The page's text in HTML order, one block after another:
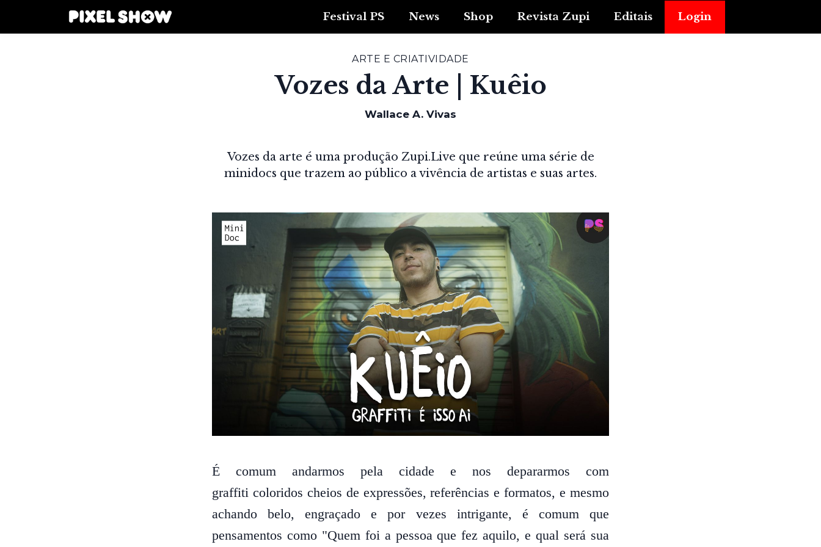
Festival PS News Shop Revista Zupi Editais Login
ARTE E CRIATIVIDADE
Vozes da Arte | Kuêio
Wallace A. Vivas
Vozes da arte é uma produção Zupi.Live que reúne uma série de
minidocs que trazem ao público a vivência de artistas e suas artes.
É comum andarmos pela cidade e nos depararmos com
graffiti coloridos cheios de expressões, referências e formatos, e mesmo
achando belo, engraçado e por vezes intrigante, é comum que
pensamentos como "Quem foi a pessoa que fez aquilo, e qual será sua